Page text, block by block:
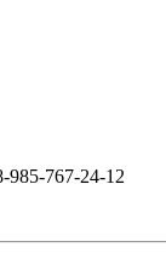
985-767-24-12